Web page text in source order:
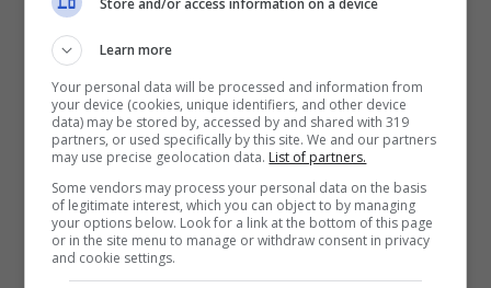
avevo conosciuto in un altro evento. Nel
messaggio, che anche la mia guardia del corpo
ha ricevuto, c’era scritto: “Pagherò 100mila
franchi svizzeri – equivalgono a poco più di
100mila dollari, ndr– per passare una notte di
sesso con Alisha”. Ovviamente ho rifiutato, ma
la cosa folle è che ho ancora il suo messaggio
sul telefono. Ragazzi, non vi posso far vedere
chi è, ma è molto conosciuto a livello
Store and/or access information on a device
Learn more
Your personal data will be processed and information from
your device (cookies, unique identifiers, and other device
data) may be stored by, accessed by and shared with 319
partners, or used specifically by this site. We and our partners
may use precise geolocation data. List of partners.
Some vendors may process your personal data on the basis
of legitimate interest, which you can object to by managing
your options below. Look for a link at the bottom of this page
or in the site menu to manage or withdraw consent in privacy
and cookie settings.